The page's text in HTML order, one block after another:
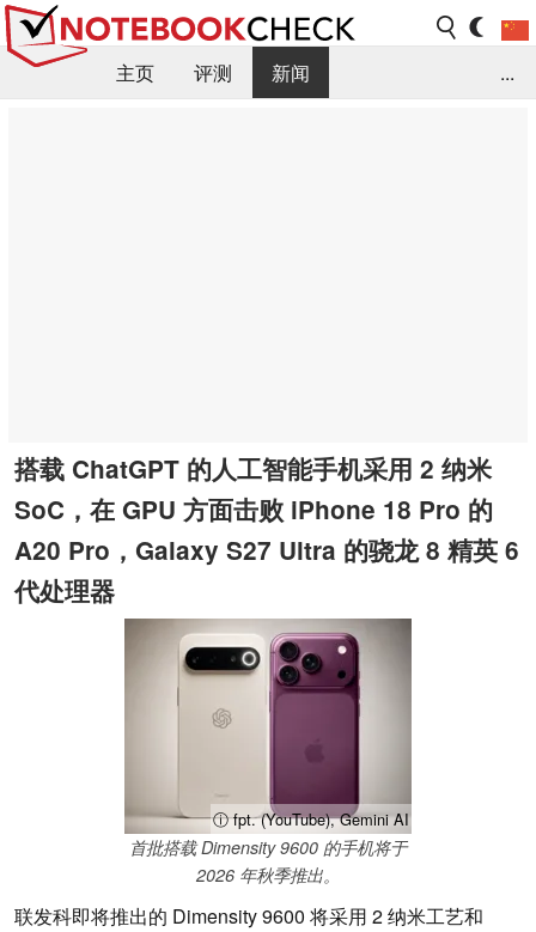
主页 评测
新闻
...
搭载 ChatGPT 的人工智能手机采用 2 纳米
SoC，在 GPU 方面击败 iPhone 18 Pro 的
A20 Pro，Galaxy S27 Ultra 的骁龙 8 精英 6
代处理器
ⓘ fpt. (YouTube), Gemini AI
首批搭载 Dimensity 9600 的手机将于
2026 年秋季推出。
联发科即将推出的 Dimensity 9600 将采用 2 纳米工艺和